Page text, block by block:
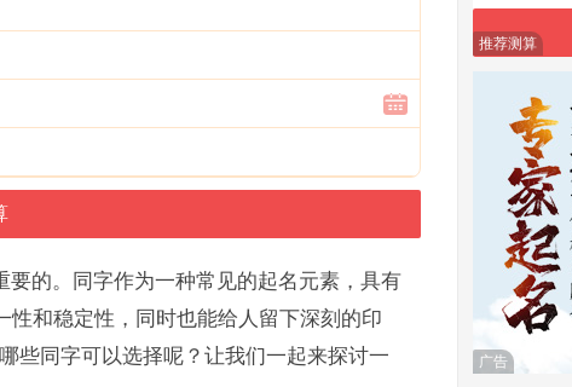
的。同字作为一种常见的起名元素，具有
和稳定性，同时也能给人留下深刻的印
些同字可以选择呢？让我们一起来探讨一
推荐测算
广告